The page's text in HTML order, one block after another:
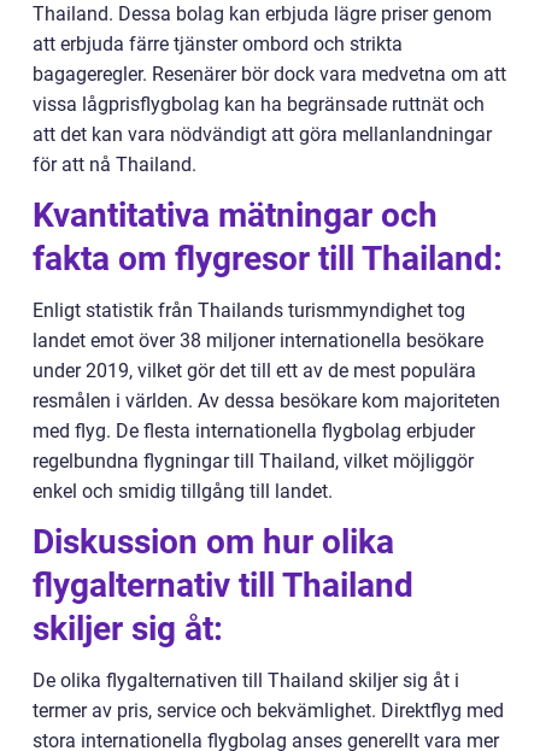
Thailand. Dessa bolag kan erbjuda lägre priser genom
att erbjuda färre tjänster ombord och strikta
bagageregler. Resenärer bör dock vara medvetna om att
vissa lågprisflygbolag kan ha begränsade ruttnät och
att det kan vara nödvändigt att göra mellanlandningar
för att nå Thailand.
Kvantitativa mätningar och
fakta om flygresor till Thailand:
Enligt statistik från Thailands turismmyndighet tog
landet emot över 38 miljoner internationella besökare
under 2019, vilket gör det till ett av de mest populära
resmålen i världen. Av dessa besökare kom majoriteten
med flyg. De flesta internationella flygbolag erbjuder
regelbundna flygningar till Thailand, vilket möjliggör
enkel och smidig tillgång till landet.
Diskussion om hur olika
flygalternativ till Thailand
skiljer sig åt:
De olika flygalternativen till Thailand skiljer sig åt i
termer av pris, service och bekvämlighet. Direktflyg med
stora internationella flygbolag anses generellt vara mer